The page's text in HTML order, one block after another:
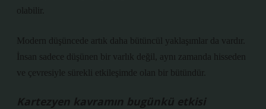
olabilir.
Modern düşüncede artık daha bütüncül yaklaşımlar da vardır.
İnsan sadece düşünen bir varlık değil, aynı zamanda hisseden
ve çevresiyle sürekli etkileşimde olan bir bütündür.
Kartezyen kavramın bugünkü etkisi